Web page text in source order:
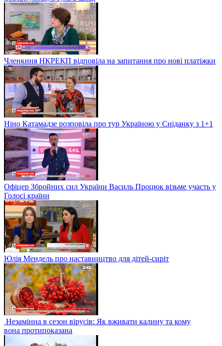
Членкиня НКРЕКП відповіла на запитання про нові платіжки
Ніно Катамадзе розповіла про тур Україною у Сніданку з 1+1
Офіцер Збройних сил України Василь Процюк візьме участь у
Голосі країни
Юлія Мендель про наставництво для дітей-сиріт
Незамінна в сезон вірусів: Як вживати калину та кому
вона протипоказана